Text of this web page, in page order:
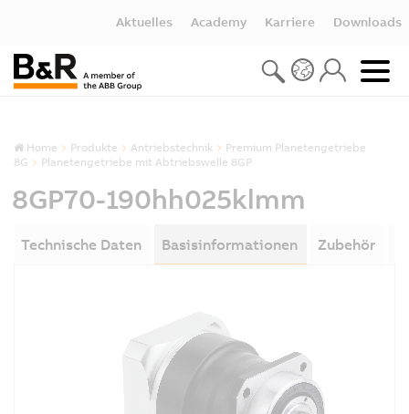
Aktuelles Academy Karriere Downloads
Home Produkte Antriebstechnik
Premium Planetengetriebe
8G
Planetengetriebe mit Abtriebswelle 8GP
8GP70-190hh025klmm
Technische Daten Basisinformationen Zubehör